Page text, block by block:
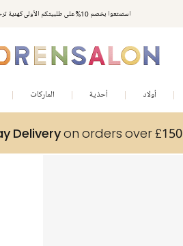
استمتعوا بخصم 10% على طلبيتكم الأولى كهدية ترحيب. سجلوا من هنا
أولاد أحذية الماركات
Deliveryon orders over £150